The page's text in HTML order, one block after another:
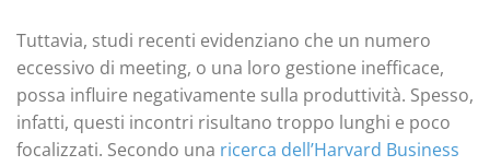
Tuttavia, studi recenti evidenziano che un numero
eccessivo di meeting, o una loro gestione inefficace,
possa influire negativamente sulla produttività. Spesso,
infatti, questi incontri risultano troppo lunghi e poco
focalizzati. Secondo una ricerca dell’Harvard Business